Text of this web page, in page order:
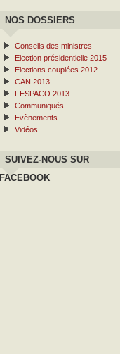
NOS DOSSIERS
Conseils des ministres
Election présidentielle 2015
Elections couplées 2012
CAN 2013
FESPACO 2013
Communiqués
Evènements
Vidéos
SUIVEZ-NOUS SUR
FACEBOOK